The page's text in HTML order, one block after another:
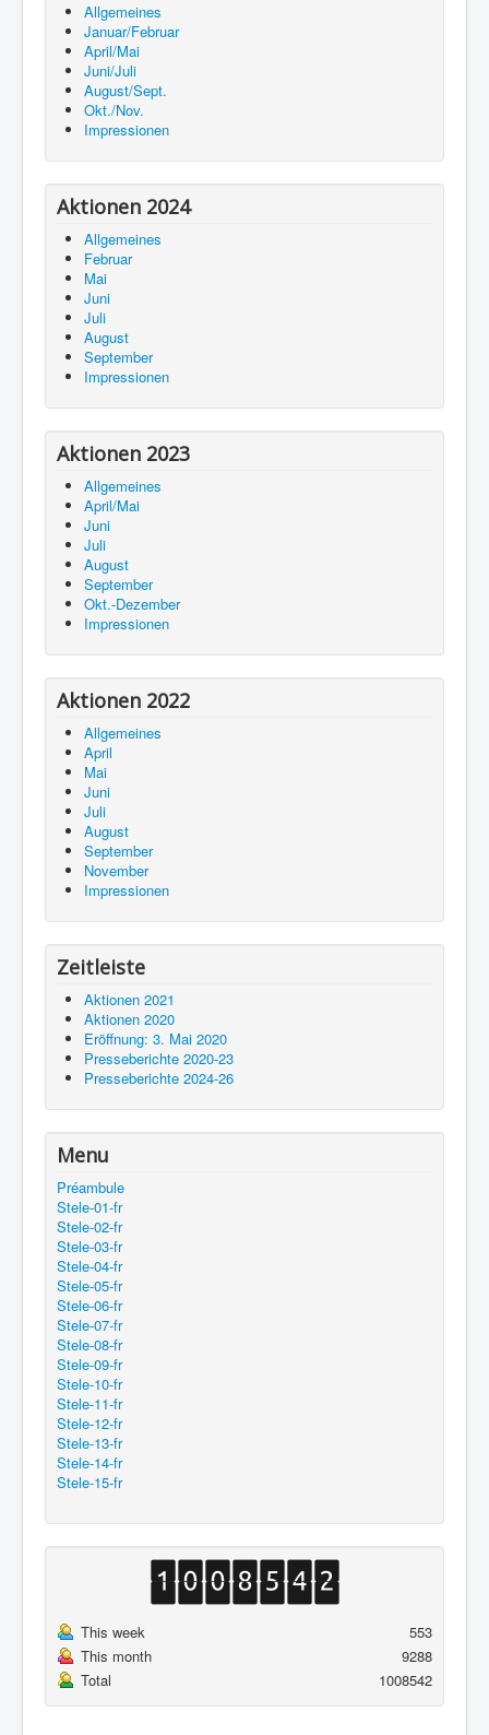
Allgemeines
Januar/Februar
April/Mai
Juni/Juli
August/Sept.
Okt./Nov.
Impressionen
Aktionen 2024
Allgemeines
Februar
Mai
Juni
Juli
August
September
Impressionen
Aktionen 2023
Allgemeines
April/Mai
Juni
Juli
August
September
Okt.-Dezember
Impressionen
Aktionen 2022
Allgemeines
April
Mai
Juni
Juli
August
September
November
Impressionen
Zeitleiste
Aktionen 2021
Aktionen 2020
Eröffnung: 3. Mai 2020
Presseberichte 2020-23
Presseberichte 2024-26
Menu
Préambule
Stele-01-fr
Stele-02-fr
Stele-03-fr
Stele-04-fr
Stele-05-fr
Stele-06-fr
Stele-07-fr
Stele-08-fr
Stele-09-fr
Stele-10-fr
Stele-11-fr
Stele-12-fr
Stele-13-fr
Stele-14-fr
Stele-15-fr
This week
553
This month
9288
Total
1008542